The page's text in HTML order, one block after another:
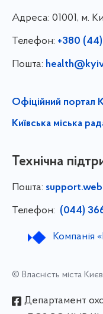
Адреса: 01001, м.
Телефон: +380
Пошта:
Офіційний портал
Київська міська
Технічна
Пошта:
Телефон: (044)
Компанія
© Власність міста
Департамент